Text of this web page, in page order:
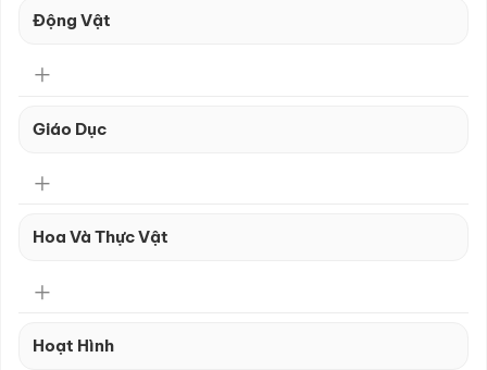
Động Vật
Giáo Dục
Hoa Và Thực Vật
Hoạt Hình